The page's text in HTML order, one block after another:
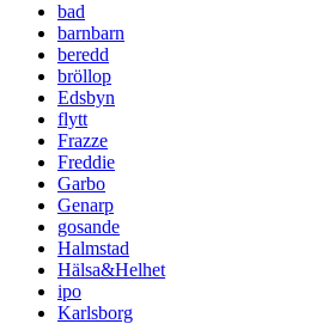
bad
barnbarn
beredd
bröllop
Edsbyn
flytt
Frazze
Freddie
Garbo
Genarp
gosande
Halmstad
Hälsa&Helhet
ipo
Karlsborg